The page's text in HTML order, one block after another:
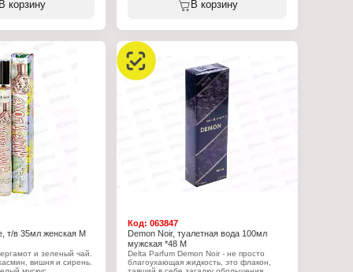
и
вода
цветочный, зеленый
сирень, пион,
цвет, зелёный
мускуc, османтус,
В корзину
Назначение: женская
Объем: 35 мл
В корзину
т/в 35мл женская М
и зеленый чай.
вишня и сирень.
Код:063847
Demon Noir, туалетная вода 100мл
мужская *48 М
Delta Parfum Demon Noir - не просто
благоухающая жидкость, это флакон,